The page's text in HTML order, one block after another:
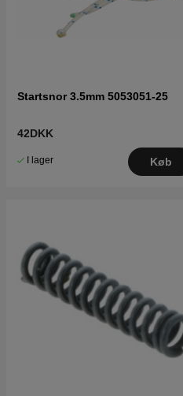
Startsnor 3.5mm 5053051-25
42DKK
I lager Køb